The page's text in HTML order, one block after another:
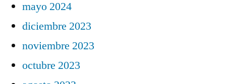
mayo 2024
diciembre 2023
noviembre 2023
octubre 2023